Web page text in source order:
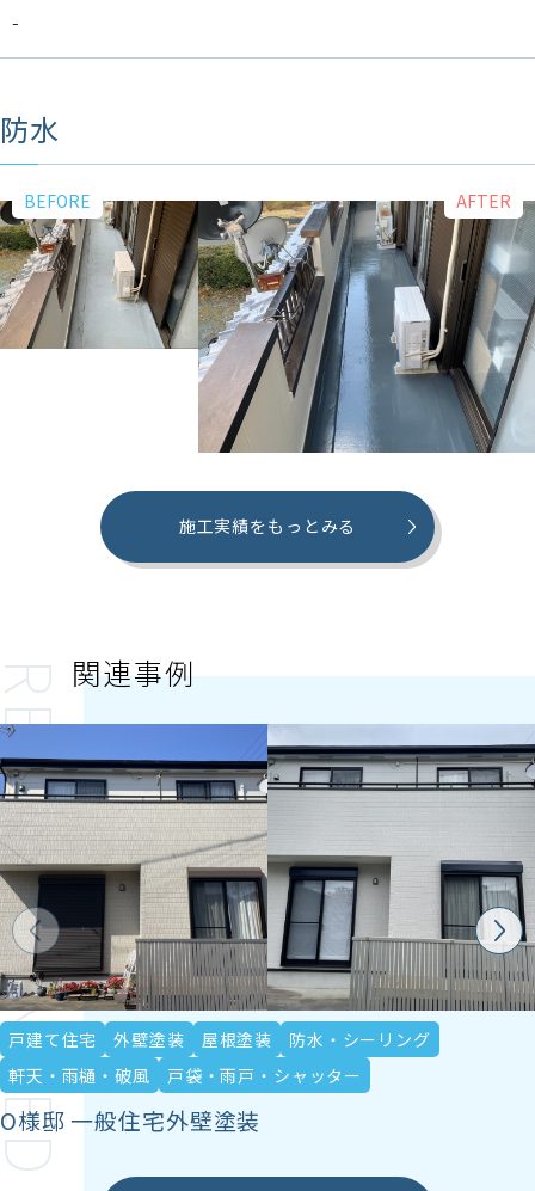
-
防水
施工実績をもっとみる
関連事例
戸建て住宅 外壁塗装 屋根塗装
防水・シーリング
軒天・雨樋・破風
戸袋・雨戸・シャッター
O様邸 一般住宅外壁塗装